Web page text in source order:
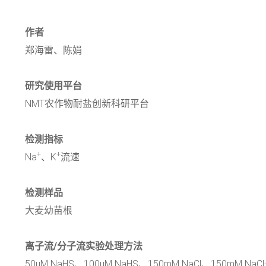
作者
郑海雷、陈娟
研究使用平台
NMT农作物耐盐创新科研平台
检测指标
Na+、K+流速
检测样品
大麦幼苗根
离子流/分子流实验处理方法